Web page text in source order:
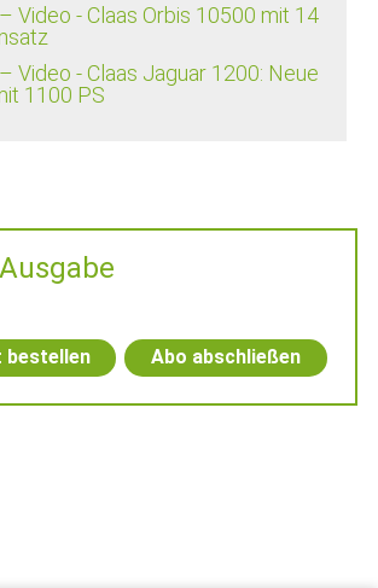
– Video - Claas Orbis 10500 mit 14
– Video - Claas Jaguar 1200: Neue
1100 PS
bestellen Abo abschließen